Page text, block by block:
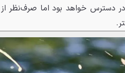
دسترس خواهد بود اما صرف‌نظر